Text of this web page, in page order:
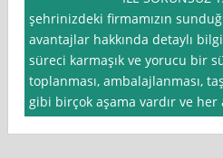
şehrinizdeki firmamızın
avantajlar hakkında detaylı
süreci karmaşık ve yorucu bir
toplanması, ambalajlanması,
gibi birçok aşama vardır ve her